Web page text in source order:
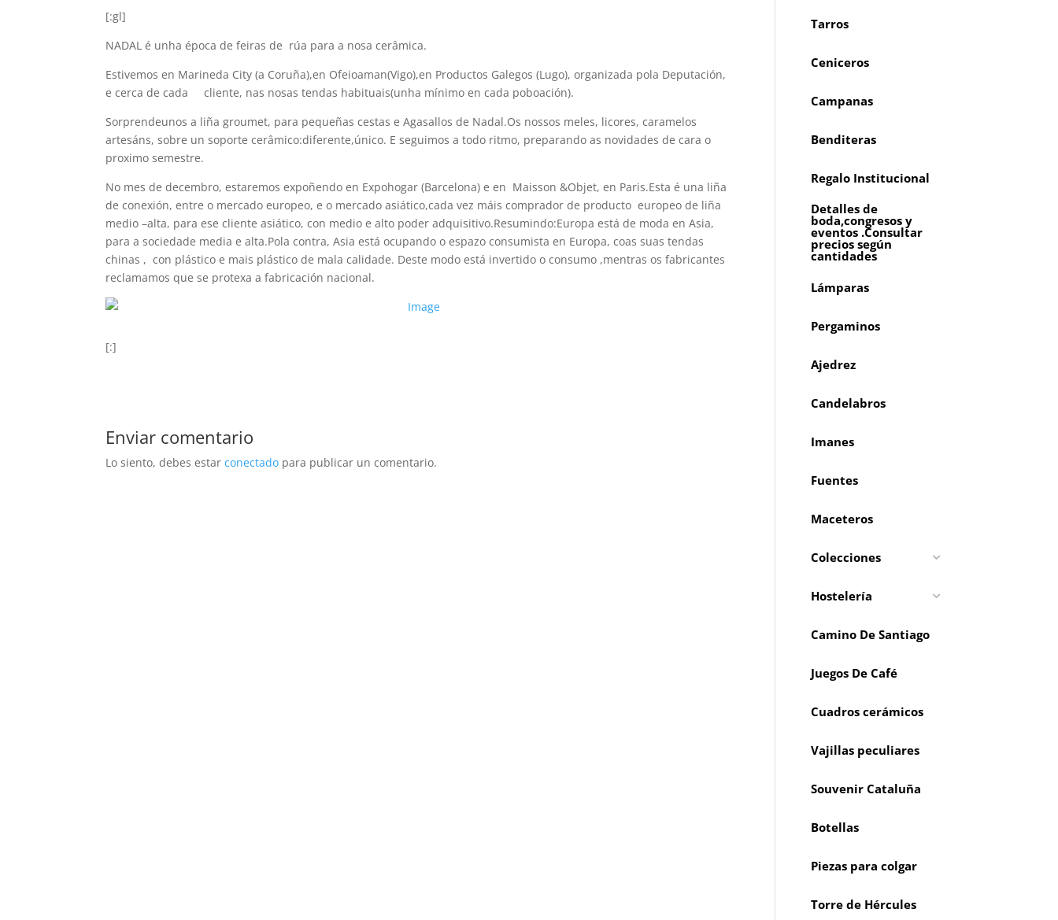
[:gl]
NADAL é unha época de feiras de rúa para a nosa cerâmica.
Estivemos en Marineda City (a Coruña),en Ofeioaman(Vigo),en Productos Galegos (Lugo), organizada pola Deputación,
e cerca de cada cliente, nas nosas tendas habituais(unha mínimo en cada poboación).
Sorprendeunos a liña groumet, para pequeñas cestas e Agasallos de Nadal.Os nossos meles, licores, caramelos
artesáns, sobre un soporte cerâmico:diferente,único. E seguimos a todo ritmo, preparando as novidades de cara o
proximo semestre.
No mes de decembro, estaremos expoñendo en Expohogar (Barcelona) e en Maisson &Objet, en Paris.Esta é una liña
de conexión, entre o mercado europeo, e o mercado asiático,cada vez máis comprador de producto europeo de liña
medio –alta, para ese cliente asiático, con medio e alto poder adquisitivo.Resumindo:Europa está de moda en Asia,
para a sociedade media e alta.Pola contra, Asia está ocupando o espazo consumista en Europa, coas suas tendas
chinas , con plástico e mais plástico de mala calidade. Deste modo está invertido o consumo ,mentras os fabricantes
reclamamos que se protexa a fabricación nacional.
[:]
Enviar comentario
Lo siento, debes estarconectado para publicar un comentario.
Tarros
Ceniceros
Campanas
Benditeras
Regalo Institucional
Detalles de
boda,congresos y
eventos .Consultar
precios según
cantidades
Lámparas
Pergaminos
Ajedrez
Candelabros
Imanes
Fuentes
Maceteros
Colecciones
Hostelería
Camino De Santiago
Juegos De Café
Cuadros cerámicos
Vajillas peculiares
Souvenir Cataluña
Botellas
Piezas para colgar
Torre de Hércules